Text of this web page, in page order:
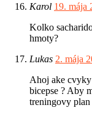
Karol 19. mája
Kolko
hmoty?
Lukas 2. mája
Ahoj ake
bicepse ? Aby
treningovy